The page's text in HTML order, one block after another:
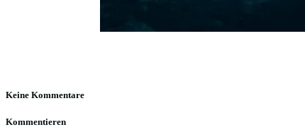
Keine Kommentare
Kommentieren